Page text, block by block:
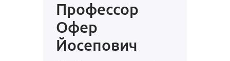
Профессор
Офер
Йосепович